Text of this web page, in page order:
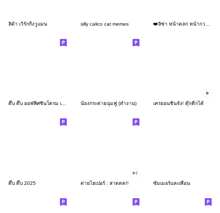
ลิต้า เวิร์กกิ้งวูแมน silly calico cat memes
ดึ๊บ ดึ๊บ ออฟฟิศซินโดรม เก้า น้องกระต่ายนุ่มฟู (ทำงาน) เครยอนชินจัง! ดุ๊กดิ๊กได้
ดึ๊บ ดึ๊บ 2025 ต่ายไฮเปอร์ : สาดดด!! ซัมเมอร์และเพื่อน